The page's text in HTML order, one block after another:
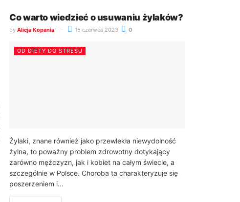
Co warto wiedzieć o usuwaniu żylaków?
by Alicja Kopania 15 czerwca 2023 0
OD DIETY DO STRESU
Żylaki, znane również jako przewlekła niewydolność
żylna, to poważny problem zdrowotny dotykający
zarówno mężczyzn, jak i kobiet na całym świecie, a
szczególnie w Polsce. Choroba ta charakteryzuje się
poszerzeniem i...